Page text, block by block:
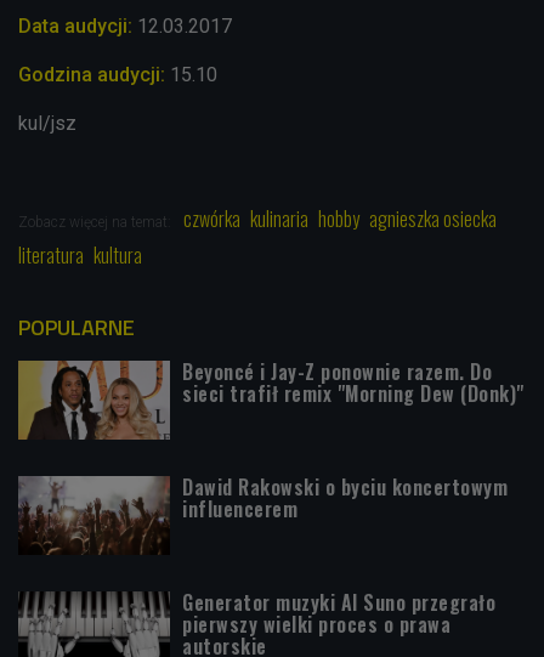
Data audycji: 12.03.2017
Godzina audycji: 15.10
kul/jsz
Zobacz więcej na temat: czwórka kulinaria hobby agnieszka osiecka
literatura kultura
POPULARNE
Beyoncé i Jay-Z ponownie razem. Do
sieci trafił remix "Morning Dew (Donk)"
Dawid Rakowski o byciu koncertowym
influencerem
Generator muzyki AI Suno przegrało
pierwszy wielki proces o prawa
autorskie